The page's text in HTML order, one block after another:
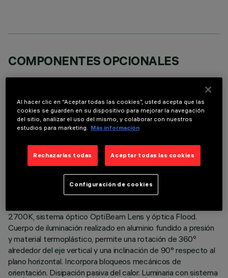
COMPONENTES OPCIONALES
DATOS TÉCNICOS
Proyector orientable con adaptador para instalación en raíl de
2700K, sistema óptico OptiBeam Lens y óptica Flood.
Cuerpo de iluminación realizado en aluminio fundido a presión
y material termoplástico, permite una rotación de 360º
alrededor del eje vertical y una inclinación de 90° respecto al
plano horizontal. Incorpora bloqueos mecánicos de
orientación. Disipación pasiva del calor. Luminaria con sistema
Al hacer clic en “Aceptar todas las cookies”, usted acepta que las
cookies se guarden en su dispositivo para mejorar la navegación
del sitio, analizar el uso del mismo, y colaborar con nuestros
estudios para marketing. Más información
Rechazarlas todas Aceptar todas las cookies
Configuración de cookies